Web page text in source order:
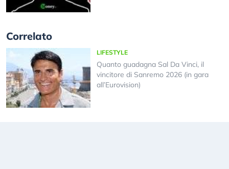
Correlato
LIFESTYLE
Quanto guadagna Sal Da Vinci, il
vincitore di Sanremo 2026 (in gara
all’Eurovision)